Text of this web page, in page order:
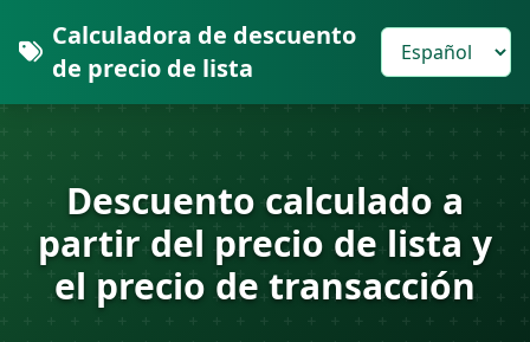
Calculadora de descuento
de precio de lista
Descuento calculado a
partir del precio de lista y
el precio de transacción